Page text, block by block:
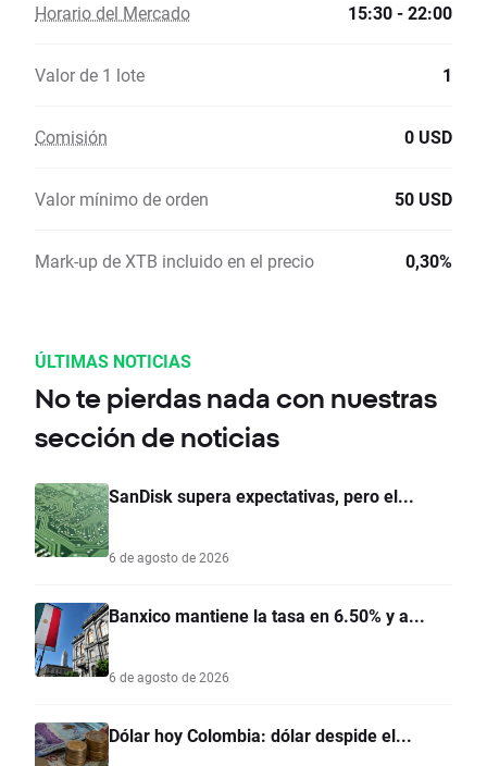
Horario del Mercado 15:30 - 22:00
Valor de 1 lote 1
Comisión 0 USD
Valor mínimo de orden 50 USD
Mark-up de XTB incluido en el precio 0,30%
ÚLTIMAS NOTICIAS
No te pierdas nada con nuestras
sección de noticias
SanDisk supera expectativas, pero el...
6 de agosto de 2026
Banxico mantiene la tasa en 6.50% y a...
6 de agosto de 2026
Dólar hoy Colombia: dólar despide el...